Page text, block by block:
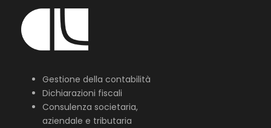
Gestione della contabilità
Dichiarazioni fiscali
Consulenza societaria,
aziendale e tributaria